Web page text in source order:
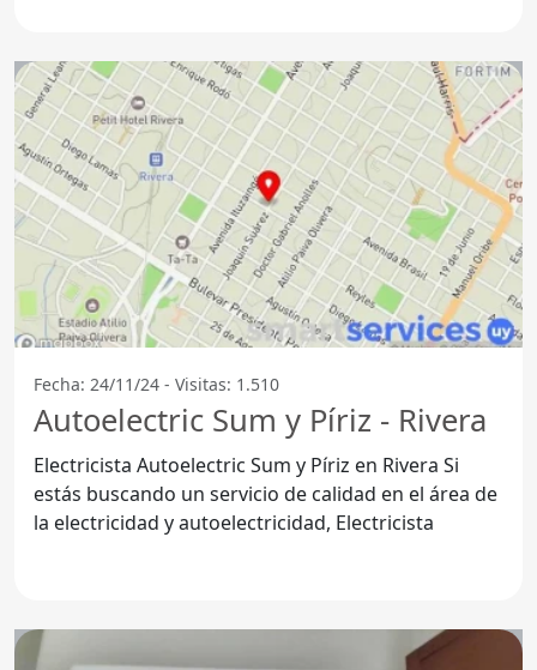
Fecha: 24/11/24 - Visitas: 1.510
Autoelectric Sum y Píriz - Rivera
Electricista Autoelectric Sum y Píriz en Rivera Si
estás buscando un servicio de calidad en el área de
la electricidad y autoelectricidad, Electricista